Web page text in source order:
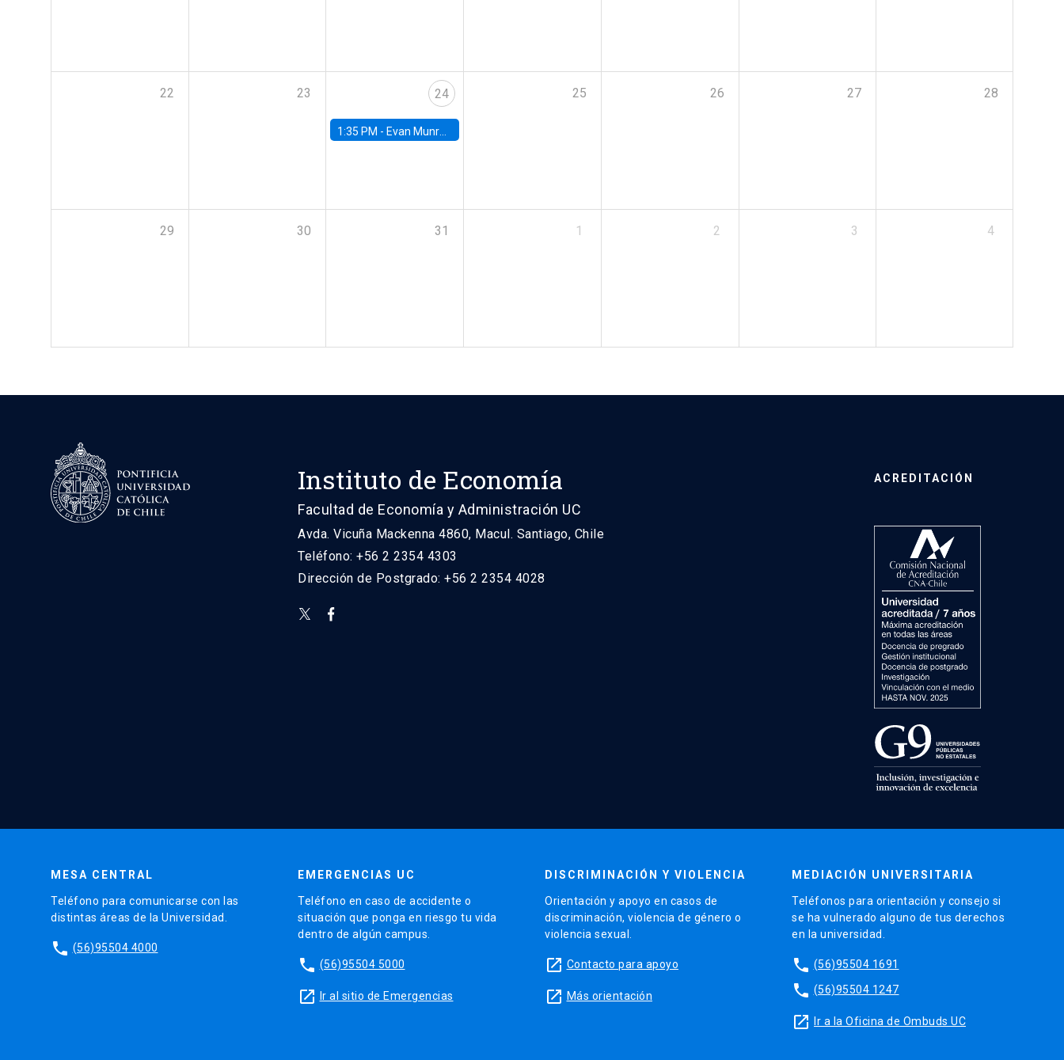
22 23 24
1:35 PM - Evan Munro, Neyman Visiting Assistant Professor in the Department of Statistics at UC Berkeley
25 26 27 28
29 30 31 1 2 3 4
Instituto de Economía
Facultad de Economía y Administración UC
Avda. Vicuña Mackenna 4860, Macul. Santiago, Chile
Teléfono: +56 2 2354 4303
Dirección de Postgrado: +56 2 2354 4028
ACREDITACIÓN
MESA CENTRAL
Teléfono para comunicarse con las
distintas áreas de la Universidad.
phone (56)95504 4000
EMERGENCIAS UC
Teléfono en caso de accidente o
situación que ponga en riesgo tu vida
dentro de algún campus.
phone (56)95504 5000
launch Ir al sitio de Emergencias
DISCRIMINACIÓN Y VIOLENCIA
Orientación y apoyo en casos de
discriminación, violencia de género o
violencia sexual.
launch Contacto para apoyo
launch Más orientación
MEDIACIÓN UNIVERSITARIA
Teléfonos para orientación y consejo si
se ha vulnerado alguno de tus derechos
en la universidad.
phone (56)95504 1691
phone (56)95504 1247
launch Ir a la Oficina de Ombuds UC